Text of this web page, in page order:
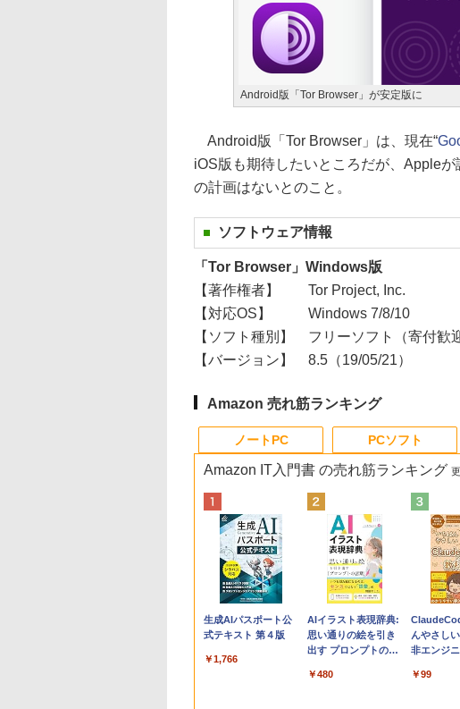
Android版「Tor Browser」が安定版に
Android版「Tor Browser」は、現在“
iOS版も期待したいところだが、Apple
の計画はないとのこと。
ソフトウェア情報
「Tor Browser」Windows版
【著作権者】
Tor Project, Inc.
【対応OS】
Windows 7/8/10
【ソフト種別】
フリーソフト（寄付歓
【バージョン】
8.5（19/05/21）
Amazon 売れ筋ランキング
ノートPC
Apple 2026
MacBook Neo A18
ンチノートブック：
tomtoc 360°保護
15.6 16インチ パソコ
ンケース Dell NEC
dynabook Lenovo
￥2,952
Apple
MacBook
ップ搭載
Apple
￥278,800
PCソフト
Robloxギフトカード
- 800 Robux 【限定
を含む】 【オンライ
Robloxギフトカード
- 1000 Robux 【限定
バーチャルアイテム
ンゲームコード】 ロ
￥1,600
Microsoft
Home &
2024(最新
版
￥39,582
Amazon IT入門書 の売れ筋ランキング
生成AIパスポート公
式テキスト 第４版
￥1,766
AIイラスト表現辞典:
思い通りの絵を引き
出す プロンプトの言
ズ (はぴーイラスト
￥480
んやさし
非エンジ
マニュア
￥99